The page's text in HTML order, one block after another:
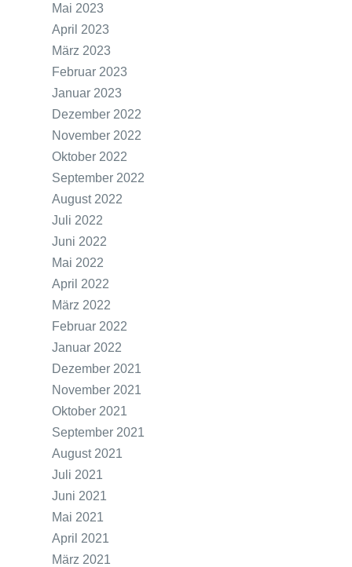
Mai 2023
April 2023
März 2023
Februar 2023
Januar 2023
Dezember 2022
November 2022
Oktober 2022
September 2022
August 2022
Juli 2022
Juni 2022
Mai 2022
April 2022
März 2022
Februar 2022
Januar 2022
Dezember 2021
November 2021
Oktober 2021
September 2021
August 2021
Juli 2021
Juni 2021
Mai 2021
April 2021
März 2021